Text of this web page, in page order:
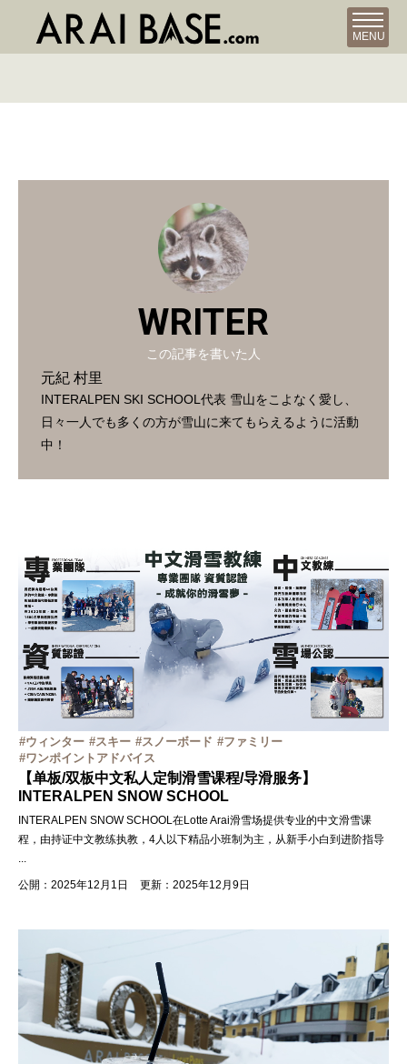
MENU
WRITER
この記事を書いた人
元紀 村里
INTERALPEN SKI SCHOOL代表 雪山をこよなく愛し、
日々一人でも多くの方が雪山に来てもらえるように活動
中！
ウィンター スキー スノーボード
ファミリー
ワンポイントアドバイス
【单板/双板中文私人定制滑雪课程/导滑服务】
INTERALPEN SNOW SCHOOL
INTERALPEN SNOW SCHOOL在Lotte Arai滑雪场提供专业的中文滑雪课
程，由持证中文教练执教，4人以下精品小班制为主，从新手小白到进阶指导
公開：2025年12月1日 更新：2025年12月9日